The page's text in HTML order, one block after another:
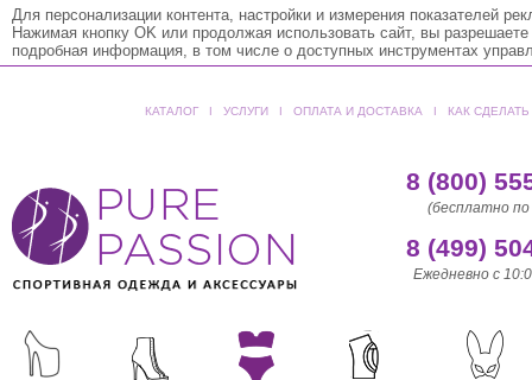
Для персонализации контента, настройки и измерения показателей
Нажимая кнопку OK или продолжая использовать сайт, вы
подробная информация, в том числе о доступных инструментах
КАТАЛОГ ǀ УСЛУГИ ǀ ОПЛАТА И ДОСТАВКА ǀ КАК СДЕЛАТЬ
8 (800)
(бесплатно по
8 (499)
Ежедневно с